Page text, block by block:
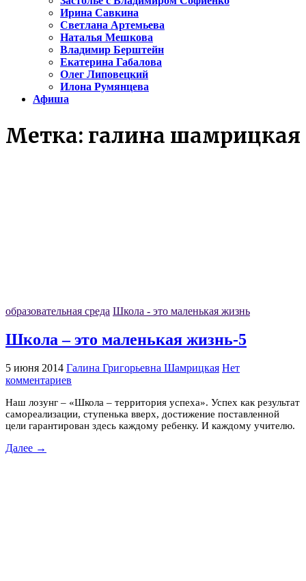
Ирина Савкина
Светлана Артемьева
Наталья Мешкова
Владимир Берштейн
Екатерина Габалова
Олег Липовецкий
Илона Румянцева
Афиша
Метка: галина шамрицкая
образовательная среда Школа - это маленькая жизнь
Школа – это маленькая жизнь-5
5 июня 2014 Галина Григорьевна Шамрицкая Нет
комментариев
Наш лозунг – «Школа – территория успеха». Успех как результат
самореализации, ступенька вверх, достижение поставленной
цели гарантирован здесь каждому ребенку. И каждому учителю.
Далее →